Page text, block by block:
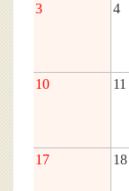
3 4
10 11
17 18